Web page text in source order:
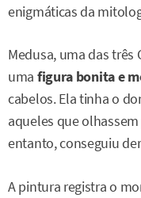
enigmáticas da
Medusa, uma das três
uma figura bonita e
cabelos. Ela tinha o
aqueles que
entanto, conseguiu
A pintura registra o